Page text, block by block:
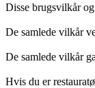
Disse brugsvilkår
De samlede vilkår
De samlede vilkår
Hvis du er